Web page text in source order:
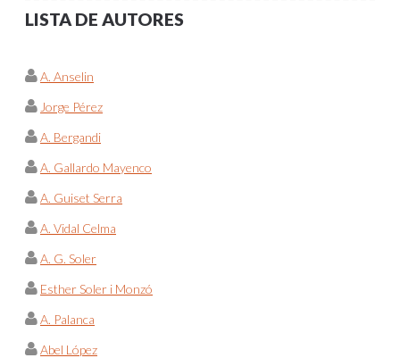
LISTA DE AUTORES
A. Anselin
Jorge Pérez
A. Bergandi
A. Gallardo Mayenco
A. Guiset Serra
A. Vidal Celma
A. G. Soler
Esther Soler i Monzó
A. Palanca
Abel López